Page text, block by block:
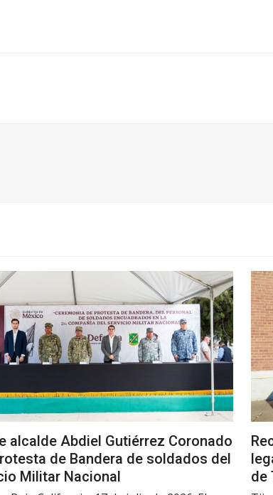
alcalde Abdiel Gutiérrez Coronado
de Bandera de soldados del
Militar Nacional
de